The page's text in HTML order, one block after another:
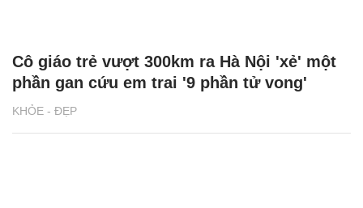
KHỎE - ĐẸP
Cô giáo trẻ vượt 300km ra Hà Nội 'xẻ' một
phần gan cứu em trai '9 phần tử vong'